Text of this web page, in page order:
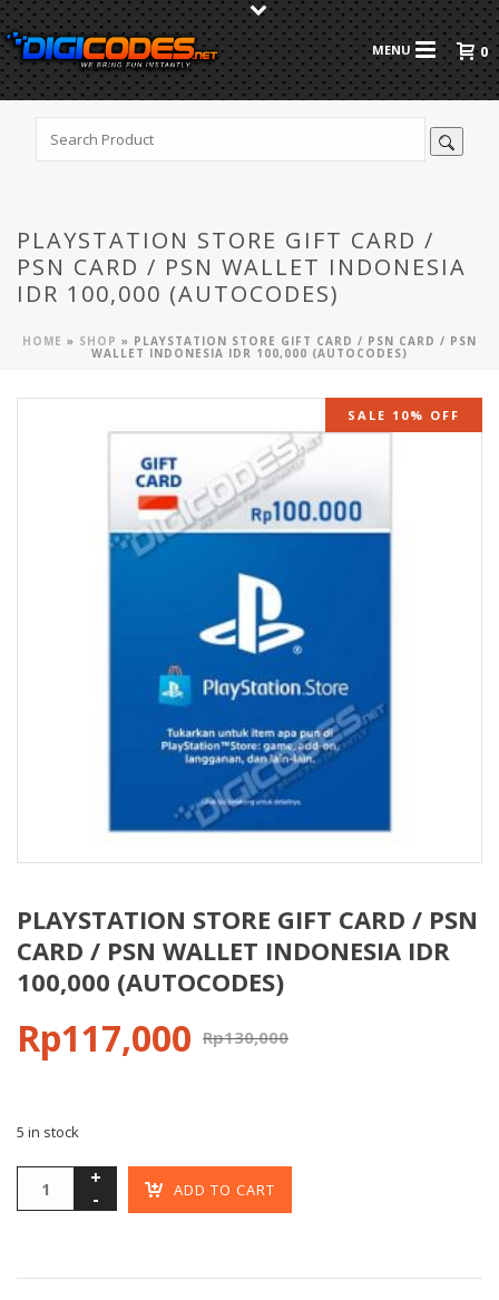
0
PLAYSTATION STORE GIFT CARD /
PSN CARD / PSN WALLET INDONESIA
IDR 100,000 (AUTOCODES)
HOME » SHOP » PLAYSTATION STORE GIFT CARD / PSN CARD / PSN
WALLET INDONESIA IDR 100,000 (AUTOCODES)
SALE 10% OFF
PLAYSTATION STORE GIFT CARD / PSN
CARD / PSN WALLET INDONESIA IDR
100,000 (AUTOCODES)
Rp130,000
Rp117,000
5 in stock
ADD TO CART